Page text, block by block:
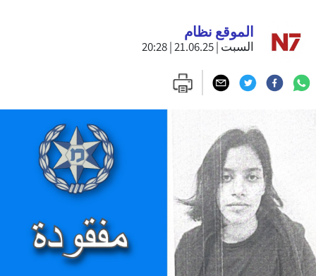
الموقع نظام
السبت | 21.06.25 | 20:28